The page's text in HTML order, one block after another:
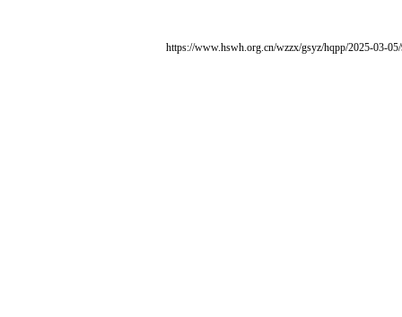
https://www.hswh.org.cn/wzzx/gsyz/hqpp/2025-03-